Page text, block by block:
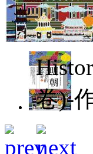
卷)-